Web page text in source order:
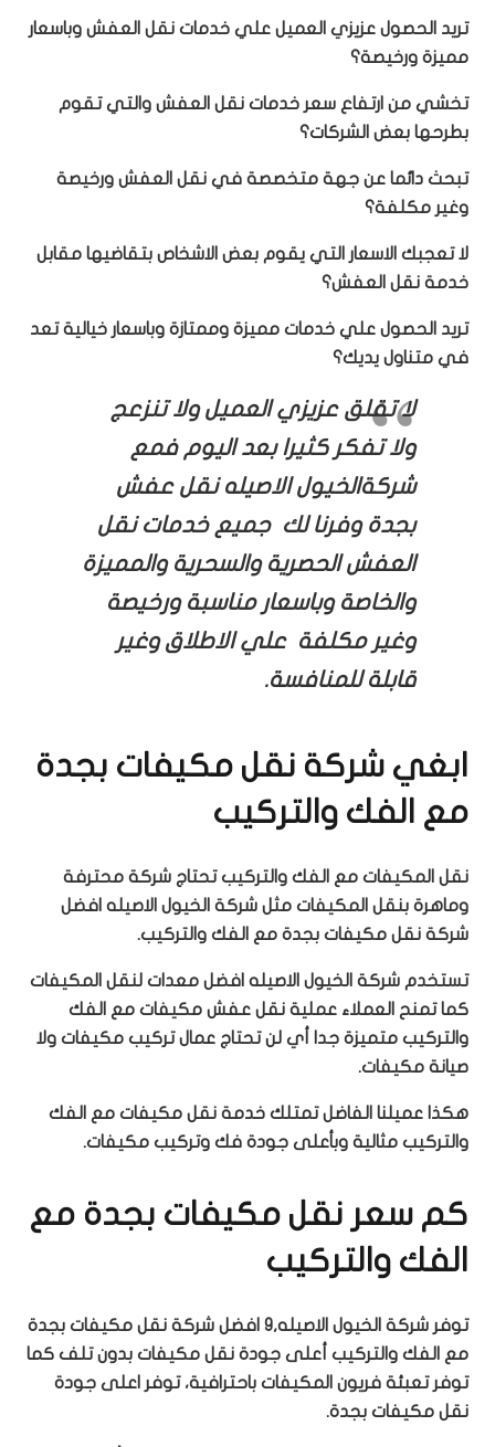
تريد الحصول عزيزي العميل علي خدمات نقل العفش وباسعار
مميزة ورخيصة؟
تخشي من ارتفاع سعر خدمات نقل العفش والتي تقوم
بطرحها بعض الشركات؟
تبحث دائما عن جهة متخصصة في نقل العفش ورخيصة
وغير مكلفة؟
لا تعجبك الاسعار التي يقوم بعض الاشخاص بتقاضيها مقابل
خدمة نقل العفش؟
تريد الحصول علي خدمات مميزة وممتازة وباسعار خيالية تعد
في متناول يديك؟
لا تقلق عزيزي العميل ولا تنزعج
ولا تفكر كثيرا بعد اليوم فمع
شركةالخيول الاصيله نقل عفش
بجدة وفرنا لك جميع خدمات نقل
العفش الحصرية والسحرية والمميزة
والخاصة وباسعار مناسبة ورخيصة
وغير مكلفة علي الاطلاق وغير
قابلة للمنافسة.
ابغي شركة نقل مكيفات بجدة
مع الفك والتركيب
نقل المكيفات مع الفك والتركيب تحتاج شركة محترفة
وماهرة بنقل المكيفات مثل شركة الخيول الاصيله افضل
شركة نقل مكيفات بجدة مع الفك والتركيب.
تستخدم شركة الخيول الاصيله افضل معدات لنقل المكيفات
كما تمنح العملاء عملية نقل عفش مكيفات مع الفك
والتركيب متميزة جدا أي لن تحتاج عمال تركيب مكيفات ولا
صيانة مكيفات.
هكذا عميلنا الفاضل تمتلك خدمة نقل مكيفات مع الفك
والتركيب مثالية وبأعلى جودة فك وتركيب مكيفات.
كم سعر نقل مكيفات بجدة مع
الفك والتركيب
توفر شركة الخيول الاصيله,٩ افضل شركة نقل مكيفات بجدة
مع الفك والتركيب أعلى جودة نقل مكيفات بدون تلف كما
توفر تعبئة فريون المكيفات باحترافية، توفر اعلى جودة
نقل مكيفات بجدة.